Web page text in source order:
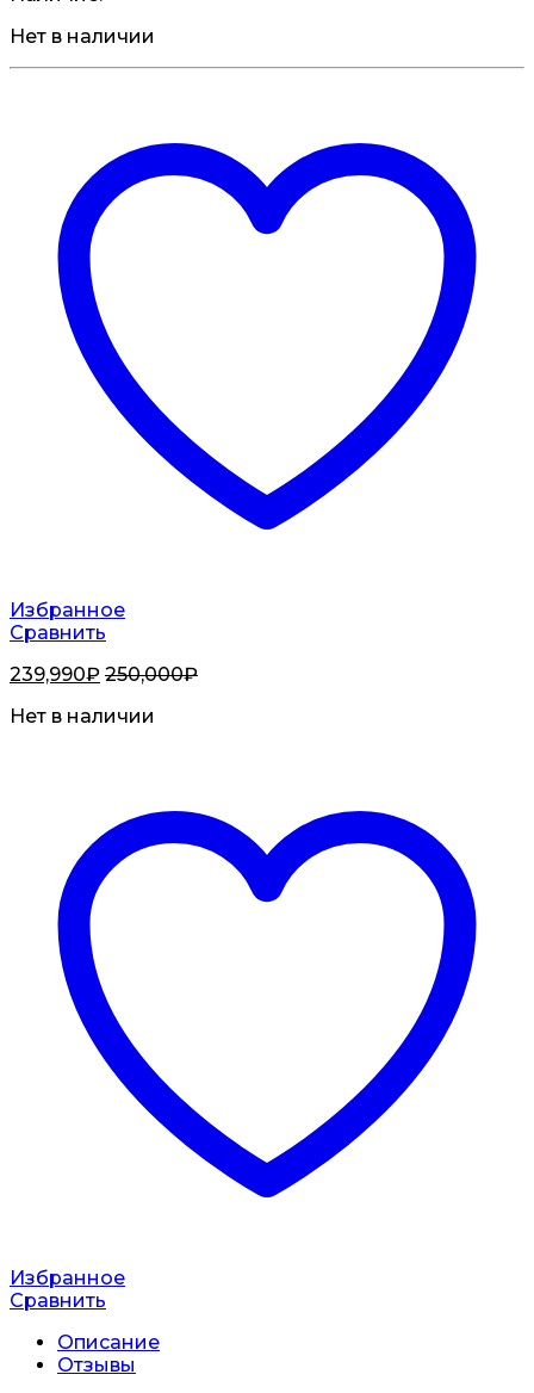
Нет в наличии
Избранное
Сравнить
239,990₽ 250,000₽
Нет в наличии
Избранное
Сравнить
Описание
Отзывы